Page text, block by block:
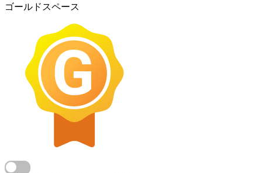
ゴールドスペース